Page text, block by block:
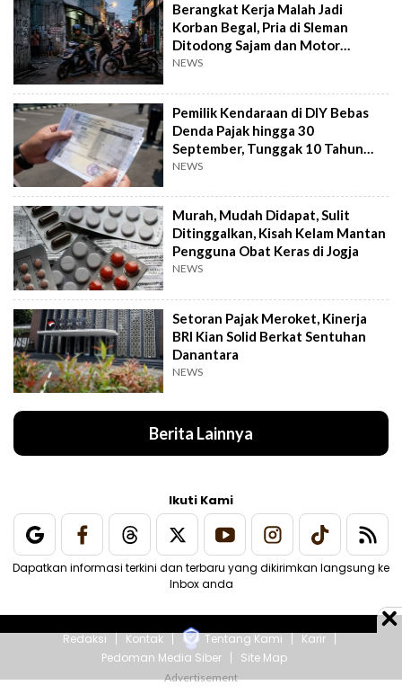
Berangkat Kerja Malah Jadi
Korban Begal, Pria di Sleman
Ditodong Sajam dan Motor
Digasak
NEWS
Pemilik Kendaraan di DIY Bebas
Denda Pajak hingga 30
September, Tunggak 10 Tahun
Cukup Bayar 5 Tahun
NEWS
Murah, Mudah Didapat, Sulit
Ditinggalkan, Kisah Kelam Mantan
Pengguna Obat Keras di Jogja
NEWS
Setoran Pajak Meroket, Kinerja
BRI Kian Solid Berkat Sentuhan
Danantara
NEWS
Berita Lainnya
Ikuti Kami
Dapatkan informasi terkini dan terbaru yang dikirimkan langsung ke
Inbox anda
Redaksi Kontak Tentang Kami
Karir
Pedoman Media Siber
Site Map